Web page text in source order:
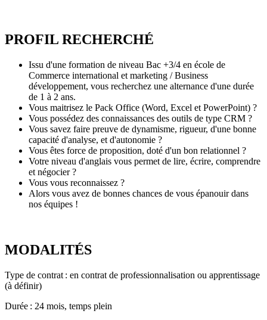
PROFIL RECHERCHÉ
Issu d'une formation de niveau Bac +3/4 en école de
Commerce international et marketing / Business
développement, vous recherchez une alternance d'une durée
de 1 à 2 ans.
Vous maitrisez le Pack Office (Word, Excel et PowerPoint) ?
Vous possédez des connaissances des outils de type CRM ?
Vous savez faire preuve de dynamisme, rigueur, d'une bonne
capacité d'analyse, et d'autonomie ?
Vous êtes force de proposition, doté d'un bon relationnel ?
Votre niveau d'anglais vous permet de lire, écrire, comprendre
et négocier ?
Vous vous reconnaissez ?
Alors vous avez de bonnes chances de vous épanouir dans
nos équipes !
MODALITÉS
Type de contrat : en contrat de professionnalisation ou apprentissage
(à définir)
Durée : 24 mois, temps plein